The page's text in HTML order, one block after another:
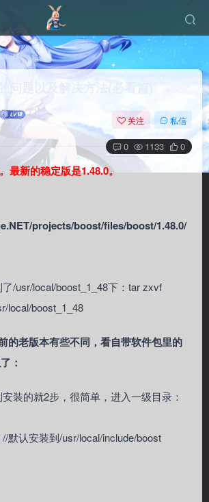
正文
题以及解决方法(必看篇)
关注 私信
0 1133 0
最新的稳定版是1.48.0。
projects/boost/files/boost/1.48.0/
/usr/local/boost_1_48下：tar zxvf
local/boost_1_48
的老版本有些不同，看自带软件包里的
：
装的就2步，很简单，进入一级目录：
默认安装到/usr/local/include/boost